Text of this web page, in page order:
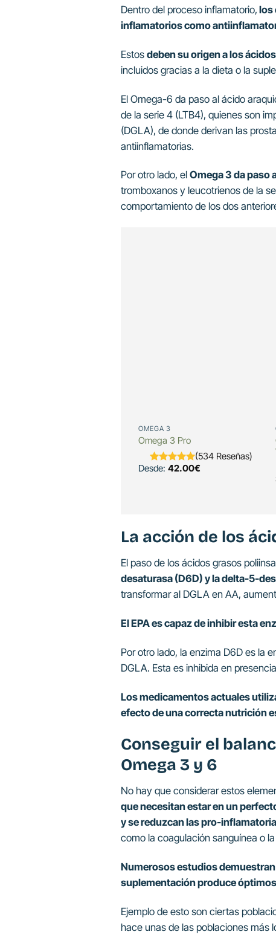
Dentro del proceso inflamatorio, los
inflamatorios como
Estos deben su origen a los
incluidos gracias a la dieta o la
El Omega-6 da paso al ácido
de la serie 4 (LTB4), quienes son
(DGLA), de donde derivan las
antiinflamatorias.
Por otro lado, el Omega 3 da paso
tromboxanos y leucotrienos de la
comportamiento de los dos
OMEGA 3
Omega 3 Pro
(534 Reseñas)
Desde:42.00€
La acción de los
El paso de los ácidos grasos
desaturasa (D6D) y la delta-5-
transformar al DGLA en AA,
El EPA es capaz de inhibir esta
Por otro lado, la enzima D6D es la
DGLA. Esta es inhibida en
Los medicamentos actuales
efecto de una correcta nutrición
Conseguir el
Omega 3 y 6
No hay que considerar estos
que necesitan estar en un
y se reduzcan las pro-
como la coagulación sanguínea o
Numerosos estudios demuestran
suplementación produce
Ejemplo de esto son ciertas
hace unas de las poblaciones más